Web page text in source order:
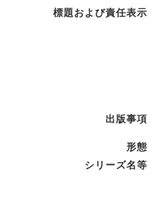
標題および責任表示
出版事項
形態
シリーズ名等